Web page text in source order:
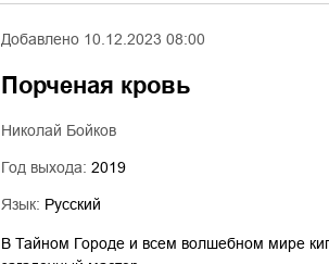
Добавлено 10.12.2023 08:00
Порченая кровь
Николай Бойков
Год выхода: 2019
Язык: Русский
В Тайном Городе и всем волшебном мире